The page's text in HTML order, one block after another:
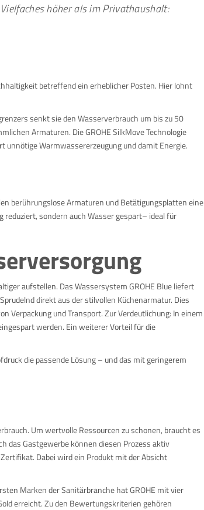
höher als im Privathaushalt:
betreffend ein erheblicher Posten. Hier lohnt
senkt sie den Wasserverbrauch um bis zu 50
Armaturen. Die GROHE SilkMove Technologie
Warmwassererzeugung und damit Energie.
berührungslose Armaturen und Betätigungsplatten eine
reduziert, sondern auch Wasser gespart– ideal für
aufstellen. Das Wassersystem GROHE Blue liefert
direkt aus der stilvollen Küchenarmatur. Dies
Verpackung und Transport. Zur Verdeutlichung: In einem
werden. Ein weiterer Vorteil für die
die passende Lösung – und das mit geringerem
Um wertvolle Ressourcen zu schonen, braucht es
das Gastgewerbe können diesen Prozess aktiv
Dabei wird ein Produkt mit der Absicht
Marken der Sanitärbranche hat GROHE mit vier
erreicht. Zu den Bewertungskriterien gehören